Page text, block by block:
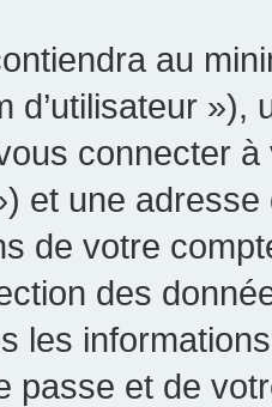
au
d’utilisateur
connecter
et une
de votre
des
les
passe et de